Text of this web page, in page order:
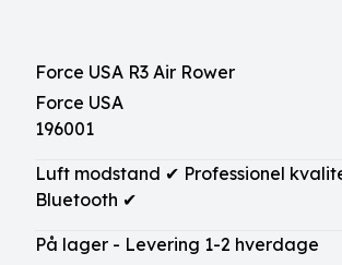
Force USA R3 Air Rower
Force USA
196001
Luft modstand ✔ Professionel
Bluetooth ✔
På lager - Levering 1-2 hverdage